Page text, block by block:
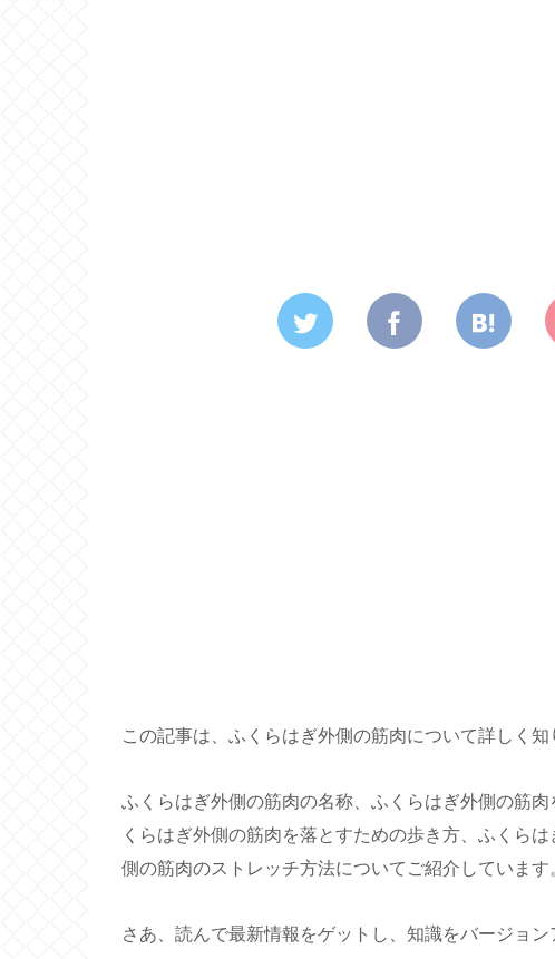
この記事は、ふくらはぎ外側の筋肉について詳しく知
ふくらはぎ外側の筋肉の名称、ふくらはぎ外側の筋
くらはぎ外側の筋肉を落とすための歩き方、ふくら
側の筋肉のストレッチ方法についてご紹介しています
さあ、読んで最新情報をゲットし、知識をバージョン